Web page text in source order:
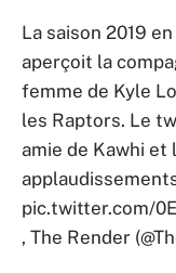
La saison 2019
aperçoit la
femme de Kyle
les Raptors. Le
amie de Kawhi et
pic.twitter.com/
, The Render